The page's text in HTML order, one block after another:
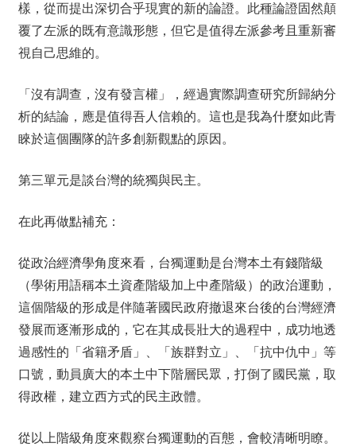
樣，從而提出深切合乎現實的新的論證。此種論證固然顛
覆了左派的既有意識形態，但它是值得左派參考且重新審
視自己思維的。
「沒有調查，沒有發言權」，經過實際調查研究所歸納分
析的結論，應是值得吾人信賴的。這也是我為什麼如此青
睞於這個團隊的許多創新觀點的原因。
第三單元是談台灣的統獨與民主。
在此再做點補充：
從政治經濟學角度來看，台獨運動是台灣本土有錢階級
（學術用語稱本土資產階級加上中產階級）的政治運動，
這個階級的形成是伴隨著國民政府撤退來台後的台灣經濟
發展而逐漸形成的，它在其成長壯大的過程中，成功地透
過感性的「省籍矛盾」、「族群對立」、「抗中仇中」等
口號，動員廣大的本土中下階層民眾，打倒了國民黨，取
得政權，建立西方式的民主政體。
從以上階級角度來觀察台獨運動的百態，會較清晰明瞭。